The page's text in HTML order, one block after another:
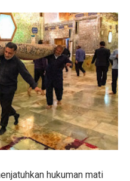
hukuman mati